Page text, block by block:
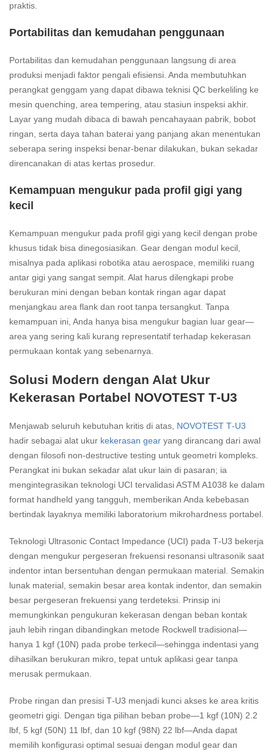
praktis.
Portabilitas dan kemudahan penggunaan
Portabilitas dan kemudahan penggunaan langsung di area
produksi menjadi faktor pengali efisiensi. Anda membutuhkan
perangkat genggam yang dapat dibawa teknisi QC berkeliling ke
mesin quenching, area tempering, atau stasiun inspeksi akhir.
Layar yang mudah dibaca di bawah pencahayaan pabrik, bobot
ringan, serta daya tahan baterai yang panjang akan menentukan
seberapa sering inspeksi benar‑benar dilakukan, bukan sekadar
direncanakan di atas kertas prosedur.
Kemampuan mengukur pada profil gigi yang
kecil
Kemampuan mengukur pada profil gigi yang kecil dengan probe
khusus tidak bisa dinegosiasikan. Gear dengan modul kecil,
misalnya pada aplikasi robotika atau aerospace, memiliki ruang
antar gigi yang sangat sempit. Alat harus dilengkapi probe
berukuran mini dengan beban kontak ringan agar dapat
menjangkau area flank dan root tanpa tersangkut. Tanpa
kemampuan ini, Anda hanya bisa mengukur bagian luar gear—
area yang sering kali kurang representatif terhadap kekerasan
permukaan kontak yang sebenarnya.
Solusi Modern dengan Alat Ukur
Kekerasan Portabel NOVOTEST T‑U3
Menjawab seluruh kebutuhan kritis di atas, NOVOTEST T‑U3
hadir sebagai alat ukur kekerasan gear yang dirancang dari awal
dengan filosofi non‑destructive testing untuk geometri kompleks.
Perangkat ini bukan sekadar alat ukur lain di pasaran; ia
mengintegrasikan teknologi UCI tervalidasi ASTM A1038 ke dalam
format handheld yang tangguh, memberikan Anda kebebasan
bertindak layaknya memiliki laboratorium mikrohardness portabel.
Teknologi Ultrasonic Contact Impedance (UCI) pada T‑U3 bekerja
dengan mengukur pergeseran frekuensi resonansi ultrasonik saat
indentor intan bersentuhan dengan permukaan material. Semakin
lunak material, semakin besar area kontak indentor, dan semakin
besar pergeseran frekuensi yang terdeteksi. Prinsip ini
memungkinkan pengukuran kekerasan dengan beban kontak
jauh lebih ringan dibandingkan metode Rockwell tradisional—
hanya 1 kgf (10N) pada probe terkecil—sehingga indentasi yang
dihasilkan berukuran mikro, tepat untuk aplikasi gear tanpa
merusak permukaan.
Probe ringan dan presisi T‑U3 menjadi kunci akses ke area kritis
geometri gigi. Dengan tiga pilihan beban probe—1 kgf (10N) 2.2
lbf, 5 kgf (50N) 11 lbf, dan 10 kgf (98N) 22 lbf—Anda dapat
memilih konfigurasi optimal sesuai dengan modul gear dan